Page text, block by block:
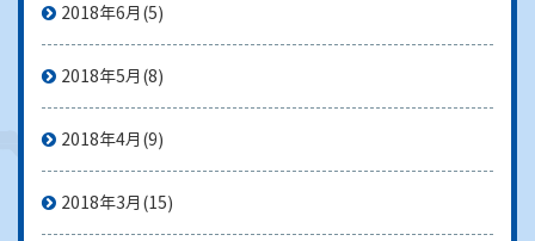
2018年6月 (5)
2018年5月 (8)
2018年4月 (9)
2018年3月 (15)